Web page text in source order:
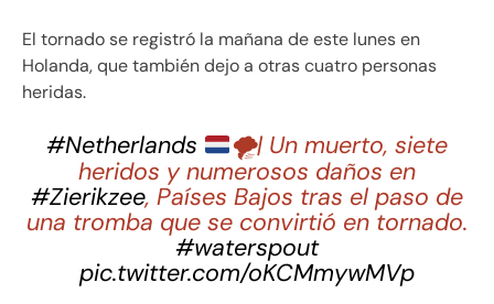
El tornado se registró la mañana de este lunes en
Holanda, que también dejo a otras cuatro personas
heridas.
#Netherlands
🌪| Un muerto, siete
heridos y numerosos daños en
#Zierikzee, Países Bajos tras el paso de
una tromba que se convirtió en tornado.
#waterspout
pic.twitter.com/oKCMmywMVp